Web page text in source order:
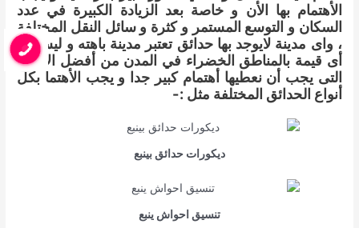
الأهتمام بها الأن و خاصة بعد الزيادة الكبيرة في عدد
السكان و التوسع المستمر و كثرة و سائل النقل المختلفة
، واى مدينة لايوجد بها حدائق تعتبر مدينة باهته و ليس لها
أى قيمة بالمناطق الخضراء في المدن من أفضل الأشياء
التى يجب أن نعطيها أهتمام كبير جدا و يجب الأهتما بكل
أنواع الحدائق المختلفة مثل :-
ديكورات حدائق بينبع
تنسيق احواش ينبع